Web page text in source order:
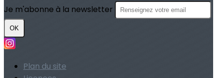
Je m'abonne à la newsletter
OK
Plan du site